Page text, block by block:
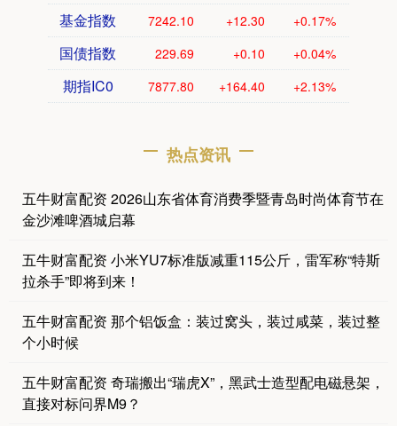
基金指数 7242.10 +12.30 +0.17%
国债指数 229.69 +0.10 +0.04%
期指IC0 7877.80 +164.40 +2.13%
热点资讯
五牛财富配资 2026山东省体育消费季暨青岛时尚体育节在
金沙滩啤酒城启幕
五牛财富配资 小米YU7标准版减重115公斤，雷军称“特斯
拉杀手”即将到来！
五牛财富配资 那个铝饭盒：装过窝头，装过咸菜，装过整
个小时候
五牛财富配资 奇瑞搬出“瑞虎X”，黑武士造型配电磁悬架，
直接对标问界M9？